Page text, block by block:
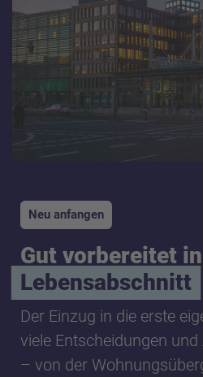
Neu anfangen
Gut vorbereitet
Lebensabschnitt
Der Einzug in die erste
viele Entscheidungen
– von der